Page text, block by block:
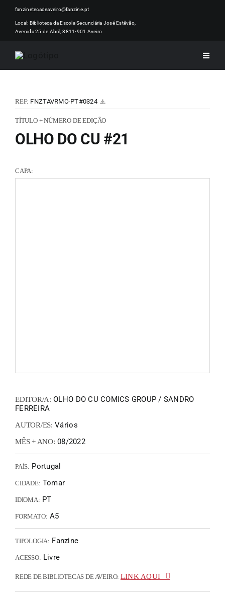
Skip
content
fanzinetecadeaveiro@fanzine.pt
Local: Biblioteca da Escola Secundária José Estêvão,
Avenida 25 de Abril, 3811-901 Aveiro
Toggle
REF: FNZTAVRMC-PT#0324
TÍTULO + NÚMERO DE EDIÇÃO
OLHO DO CU #21
CAPA:
EDITOR/A: OLHO DO CU COMICS GROUP / SANDRO
FERREIRA
AUTOR/ES: Vários
MÊS + ANO: 08/2022
PAÍS: Portugal
CIDADE: Tomar
IDIOMA: PT
FORMATO: A5
TIPOLOGIA: Fanzine
ACESSO: Livre
REDE DE BIBLIOTECAS DE AVEIRO: LINK AQUI